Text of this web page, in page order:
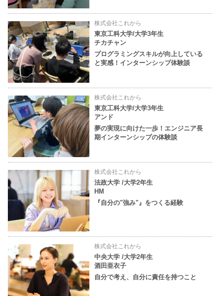
株式会社これから
東京工科大学/大学3年生
チカチャン
プログラミングスキルが向上している
と実感！インターンシップ体験談
株式会社これから
東京工科大学/大学3年生
アンド
夢の実現に向けた一歩！エンジニア長
期インターンシップの体験談
株式会社これから
法政大学 /大学2年生
HM
『自分の"強み"』をつくる経験
株式会社これから
中央大学 /大学2年生
酒田亜衣子
自分で考え、自分に責任を持つこと